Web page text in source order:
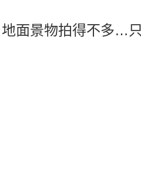
地面景物拍得不多…